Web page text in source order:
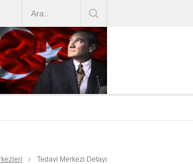
07-31
31
|2019-06-26
Tedavi Merkezi Detayı